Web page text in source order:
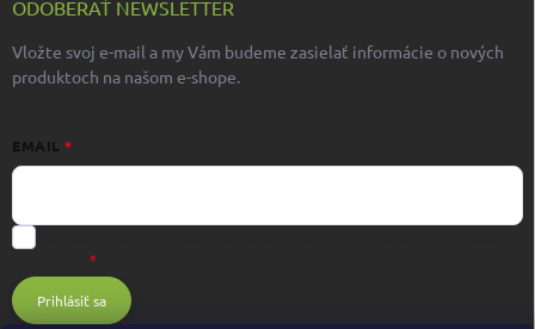
ODOBERAŤ NEWSLETTER
Vložte svoj e-mail a my Vám budeme zasielať informácie o nových
produktoch na našom e-shope.
EMAIL
Prihlásiť sa